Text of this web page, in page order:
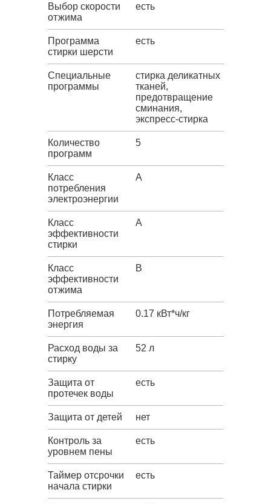
Выбор скорости
отжима
есть
Программа
стирки шерсти
есть
Специальные
программы
стирка деликатных
тканей,
предотвращение
сминания,
экспресс-стирка
Количество
программ
5
Класс
потребления
электроэнергии
A
Класс
эффективности
стирки
A
Класс
эффективности
отжима
B
Потребляемая
энергия
0.17 кВт*ч/кг
Расход воды за
стирку
52 л
Защита от
протечек воды
есть
Защита от детей нет
Контроль за
уровнем пены
есть
Таймер отсрочки
начала стирки
есть